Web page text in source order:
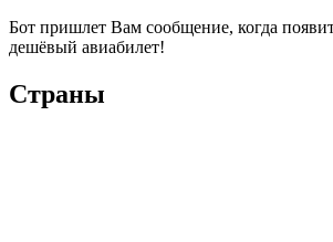
Бот пришлет Вам сообщение, когда
дешёвый авиабилет!
Страны